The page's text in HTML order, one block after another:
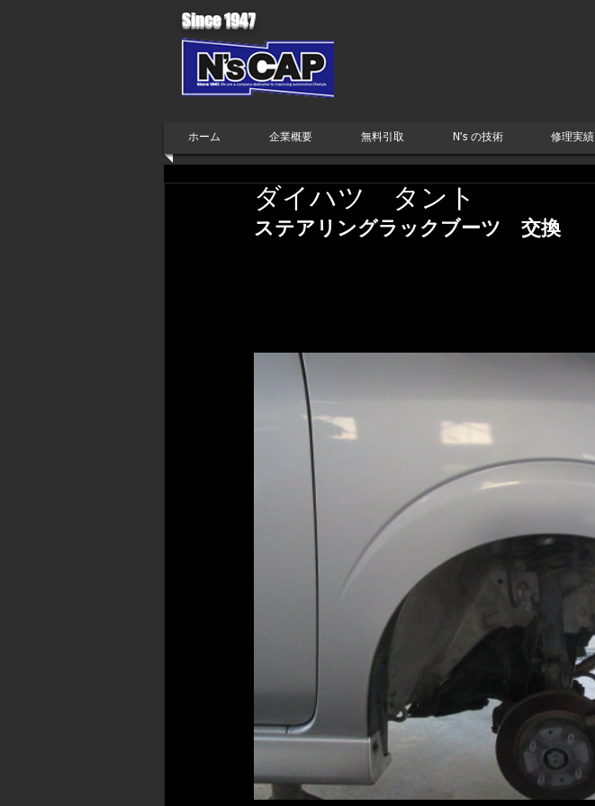
Since 1947
ホーム 企業概要 無料引取 N's の技術 修理実績
ダイハツ タント
ステアリングラックブーツ　交換